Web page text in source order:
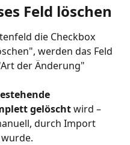
Feld löschen
die Checkbox
werden das Feld
der Änderung"
gelöscht wird –
durch Import